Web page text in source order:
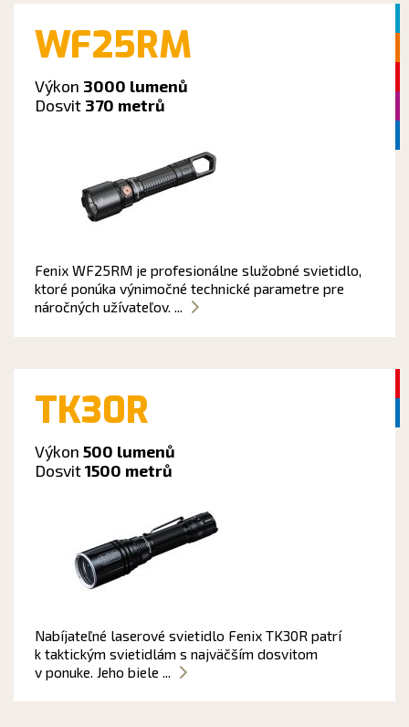
WF25RM
Výkon 3000 lumenů
Dosvit 370 metrů
Fenix WF25RM je profesionálne služobné svietidlo,
ktoré ponúka výnimočné technické parametre pre
náročných užívateľov. ...
TK30R
Výkon 500 lumenů
Dosvit1500 metrů
Nabíjateľné laserové svietidlo Fenix TK30R patrí
k taktickým svietidlám s najväčším dosvitom
v ponuke. Jeho biele ...